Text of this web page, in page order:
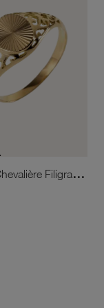
Bague Chevalière Filigrane En Or Jaune